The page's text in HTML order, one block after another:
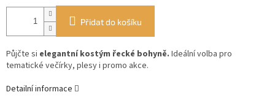
Přidat do košíku
Půjčte si elegantní kostým řecké bohyně. Ideální volba pro
tematické večírky, plesy i promo akce.
Detailní informace